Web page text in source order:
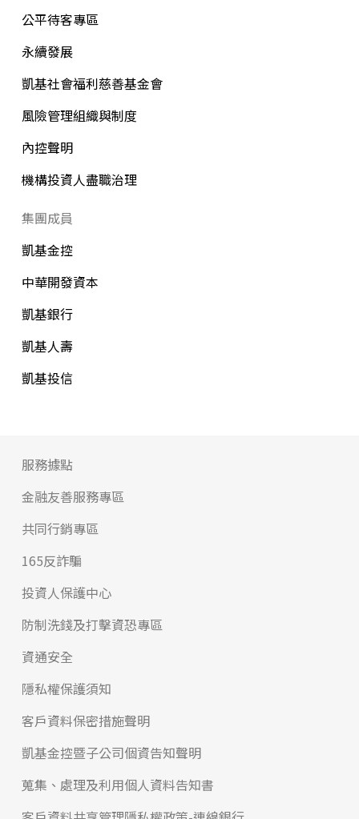
公平待客專區
永續發展
凱基社會福利慈善基金會
風險管理組織與制度
內控聲明
機構投資人盡職治理
集團成員
凱基金控
中華開發資本
凱基銀行
凱基人壽
凱基投信
服務據點
金融友善服務專區
共同行銷專區
165反詐騙
投資人保護中心
防制洗錢及打擊資恐專區
資通安全
隱私權保護須知
客戶資料保密措施聲明
凱基金控暨子公司個資告知聲明
蒐集、處理及利用個人資料告知書